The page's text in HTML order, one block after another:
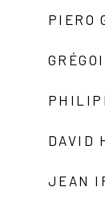
PIERO
DAVID
JEAN